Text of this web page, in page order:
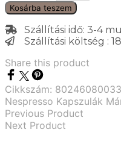
Kosárba teszem
Szállítási idő: 3-4
Szállítási költség :
Share this product
Cikkszám:
Nespresso Kapszulák
Previous Product
Next Product